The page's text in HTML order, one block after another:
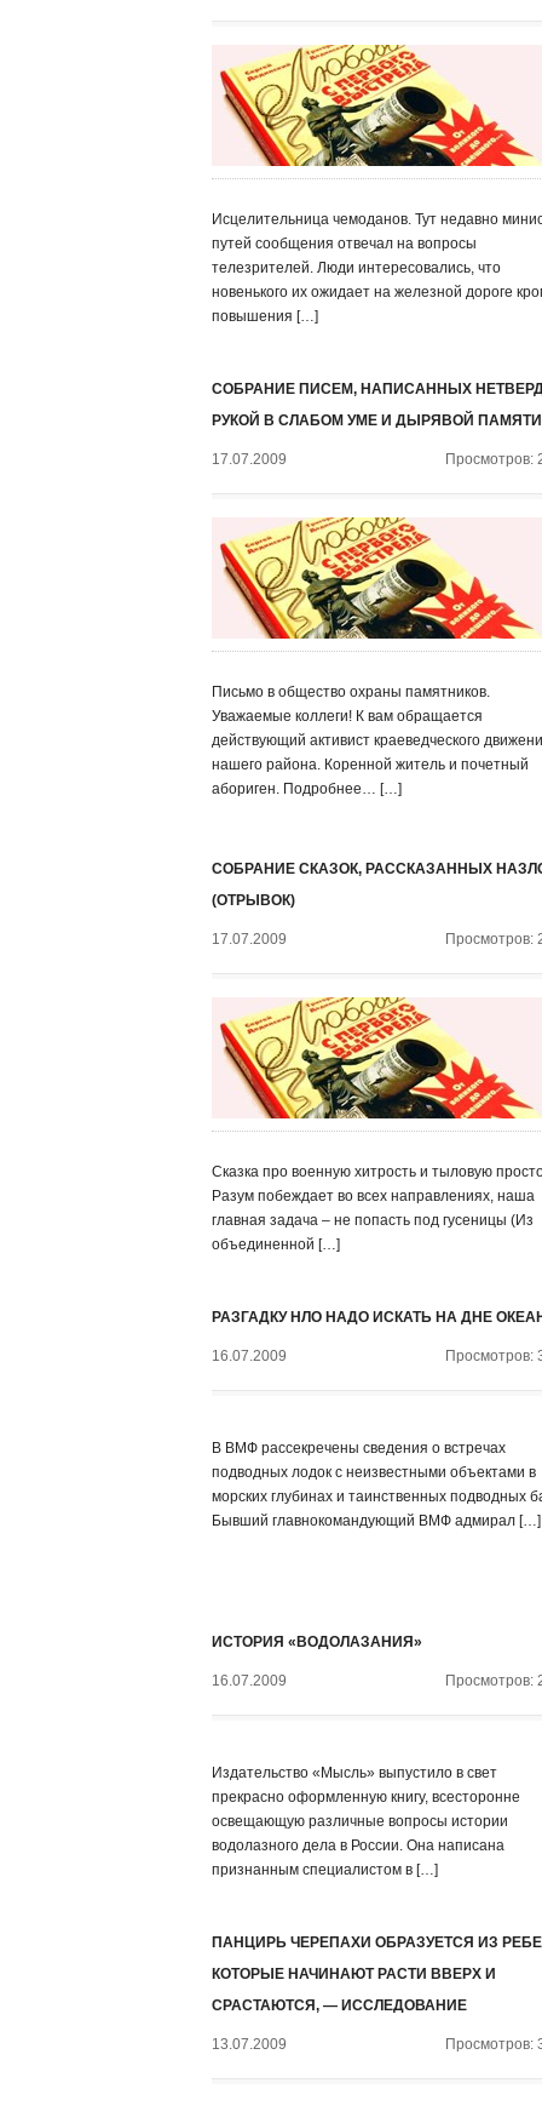
Исцелительница чемоданов. Тут недавно
путей сообщения отвечал на вопросы
телезрителей. Люди интересовались, что
новенького их ожидает на железной дороге
повышения […]
СОБРАНИЕ ПИСЕМ, НАПИСАННЫХ
РУКОЙ В СЛАБОМ УМЕ И ДЫРЯВОЙ ПАМЯТИ
17.07.2009 Просмотров:
Письмо в общество охраны памятников.
Уважаемые коллеги! К вам обращается
действующий активист краеведческого
нашего района. Коренной житель и почетный
абориген. Подробнее… […]
СОБРАНИЕ СКАЗОК, РАССКАЗАННЫХ
(ОТРЫВОК)
17.07.2009 Просмотров:
Сказка про военную хитрость и тыловую
Разум побеждает во всех направлениях, наша
главная задача – не попасть под гусеницы (Из
объединенной […]
РАЗГАДКУ НЛО НАДО ИСКАТЬ НА ДНЕ
16.07.2009 Просмотров:
В ВМФ рассекречены сведения о встречах
подводных лодок с неизвестными объектами в
морских глубинах и таинственных подводных
Бывший главнокомандующий ВМФ адмирал […]
ИСТОРИЯ «ВОДОЛАЗАНИЯ»
16.07.2009 Просмотров:
Издательство «Мысль» выпустило в свет
прекрасно оформленную книгу, всесторонне
освещающую различные вопросы истории
водолазного дела в России. Она написана
признанным специалистом в […]
ПАНЦИРЬ ЧЕРЕПАХИ ОБРАЗУЕТСЯ ИЗ
КОТОРЫЕ НАЧИНАЮТ РАСТИ ВВЕРХ И
СРАСТАЮТСЯ, — ИССЛЕДОВАНИЕ
13.07.2009 Просмотров: